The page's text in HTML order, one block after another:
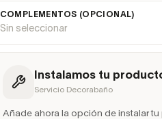
COMPLEMENTOS (OPCIONAL)
Sin seleccionar
Instalamos tu
Servicio Decorabaño
Añade ahora la opción de instalar